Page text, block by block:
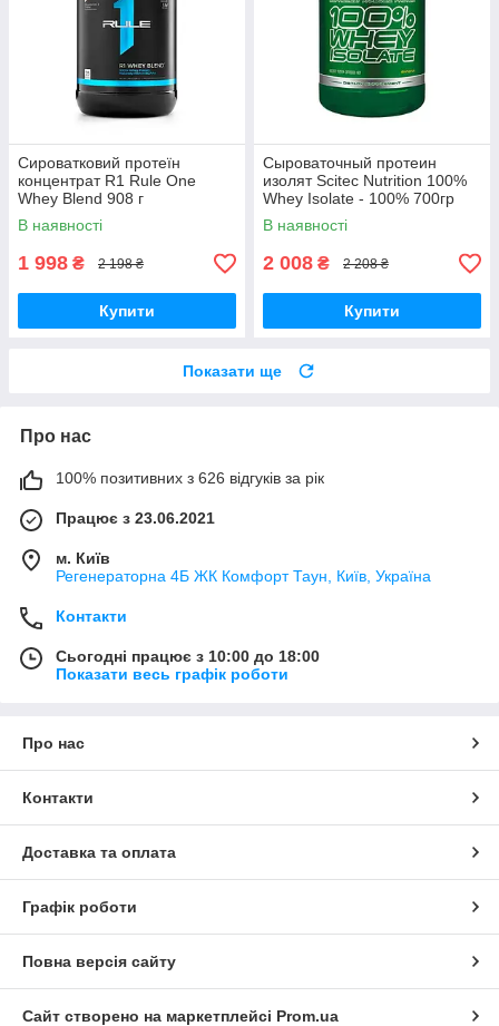
Сироватковий протеїн
концентрат R1 Rule One
Whey Blend 908 г
В наявності
1 998 ₴ 2 198 ₴
Купити
Сыроваточный протеин
изолят Scitec Nutrition 100%
Whey Isolate - 100% 700гр
В наявності
2 008 ₴ 2 208 ₴
Купити
Показати ще
Про нас
100% позитивних з 626 відгуків за рік
Працює з 23.06.2021
м. Київ
Регенераторна 4Б ЖК Комфорт Таун, Київ, Україна
Контакти
Сьогодні працює з 10:00 до 18:00
Показати весь графік роботи
Про нас
Контакти
Доставка та оплата
Графік роботи
Повна версія сайту
Сайт створено на маркетплейсі Prom.ua